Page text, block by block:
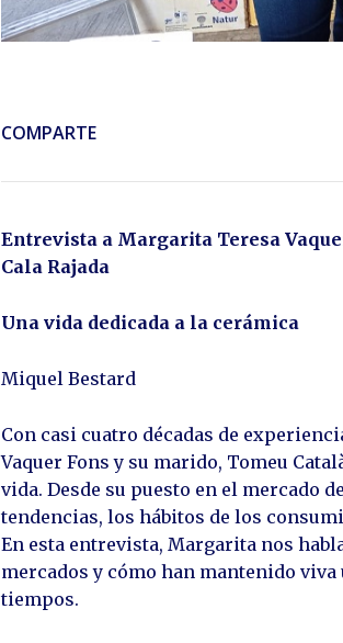
COMPARTE
Entrevista a Margarita Teresa
Cala Rajada
Una vida dedicada a la cerámica
Miquel Bestard
Con casi cuatro décadas de
Vaquer Fons y su marido, Tomeu
vida. Desde su puesto en el mercado
tendencias, los hábitos de los
En esta entrevista, Margarita nos
mercados y cómo han mantenido
tiempos.